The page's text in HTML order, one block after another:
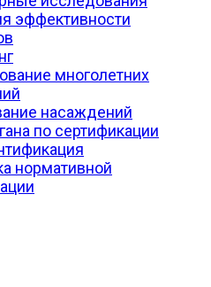
эффективности
многолетних
насаждений
по сертификации
нормативной